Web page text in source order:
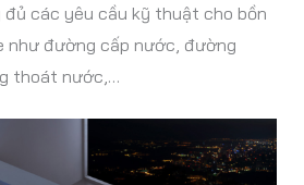
các yêu cầu kỹ thuật cho bồn
như đường cấp nước, đường
thoát nước,…